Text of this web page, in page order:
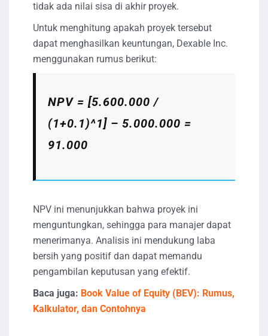
tidak ada nilai sisa di akhir proyek.
Untuk menghitung apakah proyek tersebut
dapat menghasilkan keuntungan, Dexable Inc.
menggunakan rumus berikut:
NPV = [5.600.000 /
(1+0.1)^1] – 5.000.000 =
91.000
NPV ini menunjukkan bahwa proyek ini
menguntungkan, sehingga para manajer dapat
menerimanya. Analisis ini mendukung laba
bersih yang positif dan dapat memandu
pengambilan keputusan yang efektif.
Baca juga: Book Value of Equity (BEV): Rumus,
Kalkulator, dan Contohnya